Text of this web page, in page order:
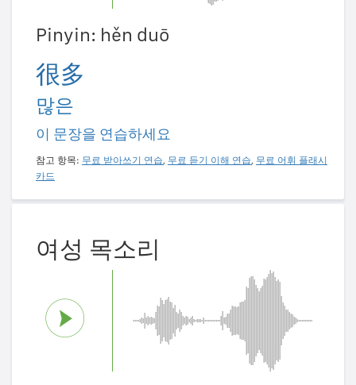
Pinyin: hěn duō
很多
많은
이 문장을 연습하세요
참고 항목: 무료 받아쓰기 연습, 무료 듣기 이해 연습, 무료 어휘 플래시
카드
여성 목소리